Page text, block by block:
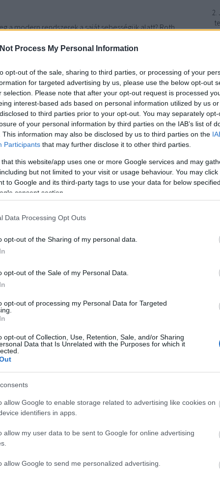
Process My Personal Information
opt-out of the sale, sharing to third parties, or processing of your
for targeted advertising by us, please use the below opt-out
selection. Please note that after your opt-out request is processed
interest-based ads based on personal information utilized by us
to third parties prior to your opt-out. You may separately
of your personal information by third parties on the IAB’s list of
This information may also be disclosed by us to third parties on the
Participants that may further disclose it to other third parties.
that this website/app uses one or more Google services and may
but not limited to your visit or usage behaviour. You may
to Google and its third-party tags to use your data for below
consent section.
Data Processing Opt Outs
opt-out of the Sharing of my personal data.
opt-out of the Sale of my Personal Data.
opt-out of processing my Personal Data for Targeted
opt-out of Collection, Use, Retention, Sale, and/or Sharing
Data that Is Unrelated with the Purposes for which it
allow Google to enable storage related to advertising like cookies on
identifiers in apps.
allow my user data to be sent to Google for online advertising
allow Google to send me personalized advertising.
a modern rendszerek a saját sebességük alatt? Roth
törékenyek, hogy túl bonyolulttá váltak. Sokkal inkább
TOVÁBB
Szólj hozzá!
2.